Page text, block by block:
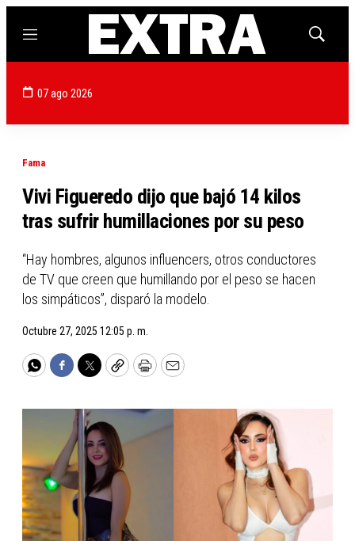
Menú
Mostrar
07 ago 2026
Fama
Vivi Figueredo dijo que bajó 14 kilos
tras sufrir humillaciones por su peso
“Hay hombres, algunos influencers, otros conductores
de TV que creen que humillando por el peso se hacen
los simpáticos”, disparó la modelo.
Octubre 27, 2025 12:05 p. m.
WhatsApp
Facebook
TwitterCopyPrintEmail